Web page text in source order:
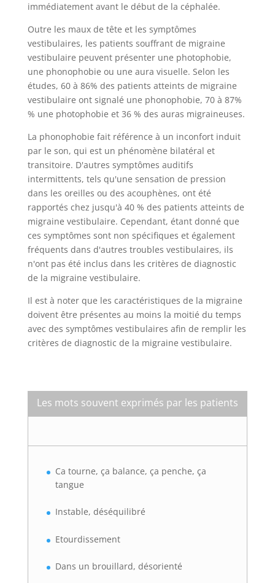
immédiatement avant le début de la céphalée.
Outre les maux de tête et les symptômes
vestibulaires, les patients souffrant de migraine
vestibulaire peuvent présenter une photophobie,
une phonophobie ou une aura visuelle. Selon les
études, 60 à 86% des patients atteints de migraine
vestibulaire ont signalé une phonophobie, 70 à 87%
% une photophobie et 36 % des auras migraineuses.
La phonophobie fait référence à un inconfort induit
par le son, qui est un phénomène bilatéral et
transitoire. D'autres symptômes auditifs
intermittents, tels qu'une sensation de pression
dans les oreilles ou des acouphènes, ont été
rapportés chez jusqu'à 40 % des patients atteints de
migraine vestibulaire. Cependant, étant donné que
ces symptômes sont non spécifiques et également
fréquents dans d'autres troubles vestibulaires, ils
n'ont pas été inclus dans les critères de diagnostic
de la migraine vestibulaire.
Il est à noter que les caractéristiques de la migraine
doivent être présentes au moins la moitié du temps
avec des symptômes vestibulaires afin de remplir les
critères de diagnostic de la migraine vestibulaire.
Les mots souvent exprimés par les patients
Ca tourne, ça balance, ça penche, ça
tangue
Instable, déséquilibré
Etourdissement
Dans un brouillard, désorienté